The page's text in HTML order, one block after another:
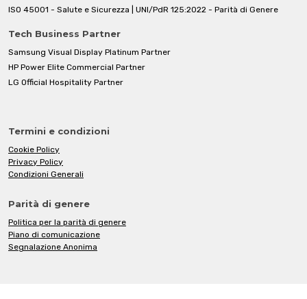
ISO 45001 - Salute e Sicurezza | UNI/PdR 125:2022 - Parità di Genere
Tech Business Partner
Samsung Visual Display Platinum Partner
HP Power Elite Commercial Partner
LG Official Hospitality Partner
Termini e condizioni
Cookie Policy
Privacy Policy
Condizioni Generali
Parità di genere
Politica per la parità di genere
Piano di comunicazione
Segnalazione Anonima